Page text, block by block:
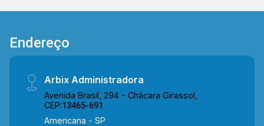
Endereço
Arbix Administradora
Avenida Brasil, 294 - Chácara Girassol,
CEP:13465-691
Americana - SP